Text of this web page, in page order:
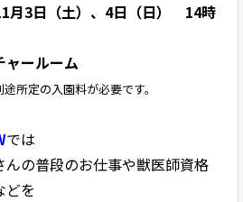
月3日（土）、4日（日） 14時
ャールーム
所定の入園料が必要です。
では
の普段のお仕事や獣医師資格
どを